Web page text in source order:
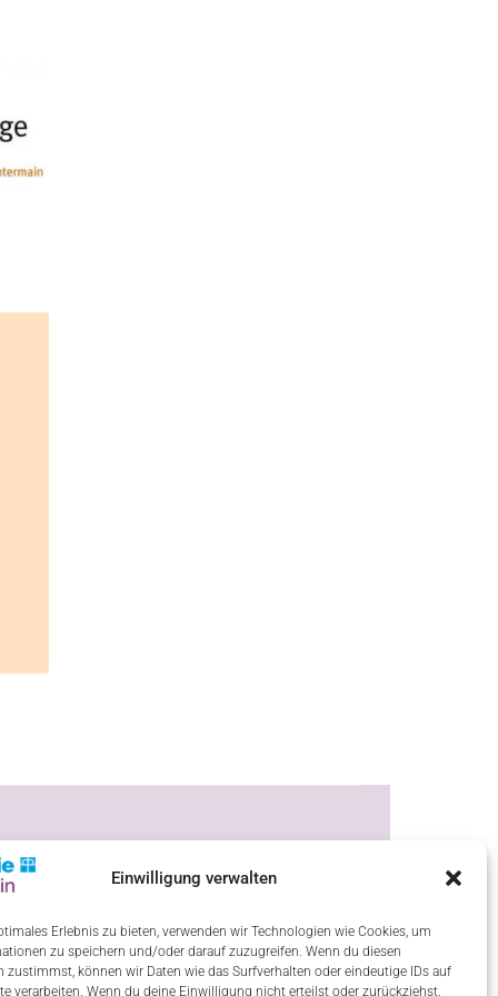
Einwilligung verwalten
Erlebnis zu bieten, verwenden wir Technologien wie Cookies, um
zu speichern und/oder darauf zuzugreifen. Wenn du diesen
zustimmst, können wir Daten wie das Surfverhalten oder eindeutige IDs auf
verarbeiten. Wenn du deine Einwilligung nicht erteilst oder zurückziehst,